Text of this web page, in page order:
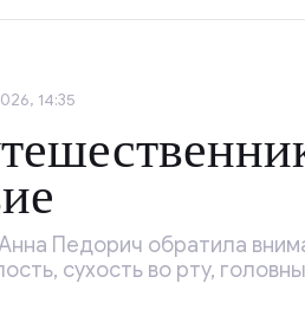
14:35
Педорич обратила
сухость во рту,